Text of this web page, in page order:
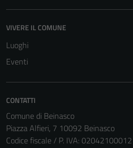
VIVERE IL COMUNE
Luoghi
Eventi
CONTATTI
Comune di Beinasco
Piazza Alfieri, 7 10092 Beinasco
Codice fiscale / P. IVA: 02042100012